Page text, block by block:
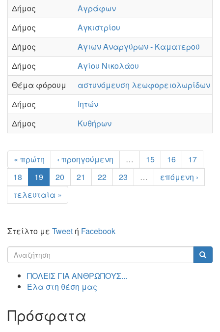
Δήμος
Αγράφων
Δήμος
Αγκιστρίου
Δήμος
Αγιων Αναργύρων - Καματερού
Δήμος
Αγίου Νικολάου
Θέμα φόρουμ
αστυνόμευση λεωφορειολωρίδων
Δήμος
Ιητών
Δήμος
Κυθήρων
« πρώτη ‹ προηγούμενη … 15 16
17
18
19 20 21 22 23 …
επόμενη ›
τελευταία »
Στείλτο με Tweet ή Facebook
Φόρμα
αναζήτησης
ΠΟΛΕΙΣ ΓΙΑ ΑΝΘΡΩΠΟΥΣ...
Έλα στη θέση μας
Πρόσφατα